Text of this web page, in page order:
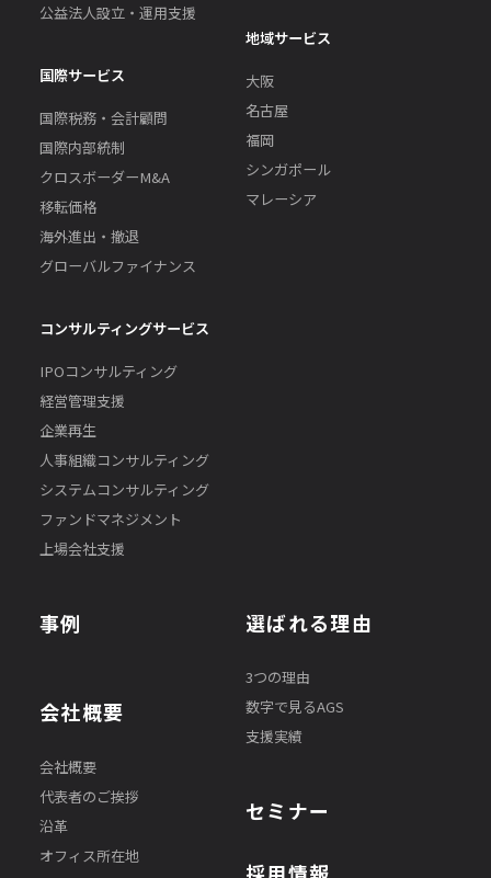
公益法人設立・運用支援
国際サービス
国際税務・会計顧問
国際内部統制
クロスボーダーM&A
移転価格
海外進出・撤退
グローバルファイナンス
コンサルティングサービス
IPOコンサルティング
経営管理支援
企業再生
人事組織コンサルティング
システムコンサルティング
ファンドマネジメント
上場会社支援
地域サービス
大阪
名古屋
福岡
シンガポール
マレーシア
事例 選ばれる理由
3つの理由
数字で見るAGS
支援実績
会社概要
会社概要
代表者のご挨拶
沿革
オフィス所在地
セミナー